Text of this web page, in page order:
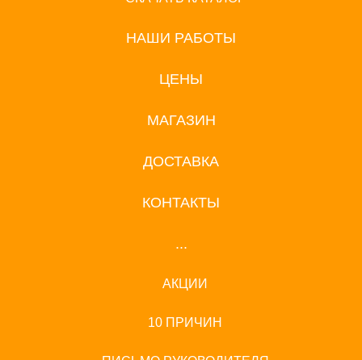
НАШИ РАБОТЫ
ЦЕНЫ
МАГАЗИН
ДОСТАВКА
КОНТАКТЫ
...
АКЦИИ
10 ПРИЧИН